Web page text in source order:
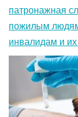
патронажная
пожилым
инвалидам и